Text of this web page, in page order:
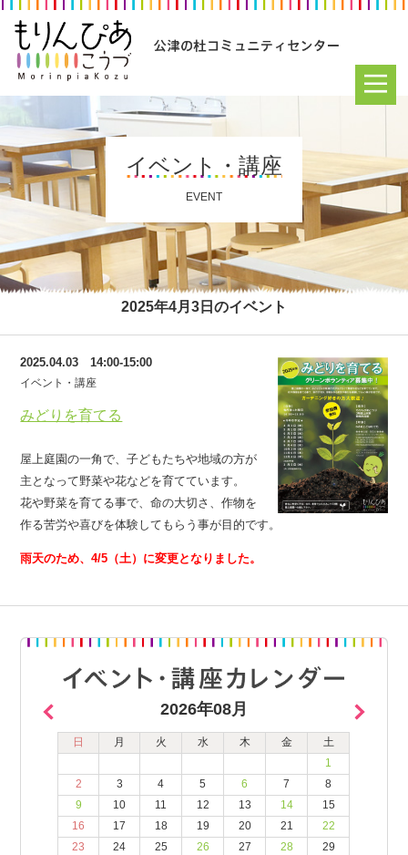
イベント・講座
EVENT
2025年4月3日のイベント
みどりを育てる
2025.04.03 14:00-15:00
イベント・講座
屋上庭園の一角で、子どもたちや地域の方が
主となって野菜や花などを育てています。
花や野菜を育てる事で、命の大切さ、作物を
作る苦労や喜びを体験してもらう事が目的です。
雨天のため、4/5（土）に変更となりました。
2026年08月
日 月 火 水 木 金
土
1
2
3 4 5 6 7
8
9
10 11 12 13 14
15
16
17 18 19 20 21
22
23
24 25 26 27 28
29